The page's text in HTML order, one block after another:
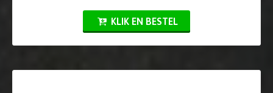
KLIK EN BESTEL